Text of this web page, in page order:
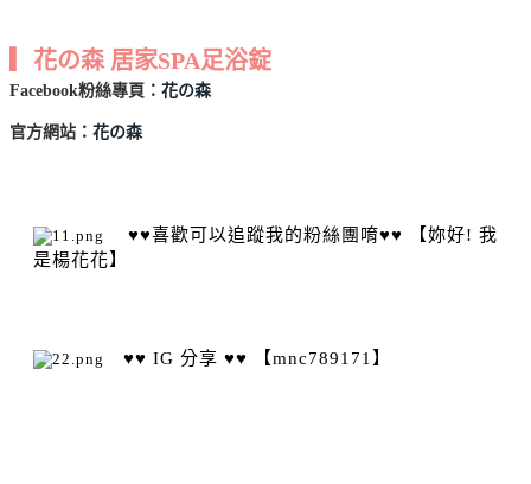
▎花の森 居家SPA足浴錠
Facebook粉絲專頁： 花の森
官方網站： 花の森
♥♥喜歡可以追蹤我的粉絲團唷♥♥ 【妳好! 我
是楊花花】
♥♥ IG 分享 ♥♥ 【mnc789171】